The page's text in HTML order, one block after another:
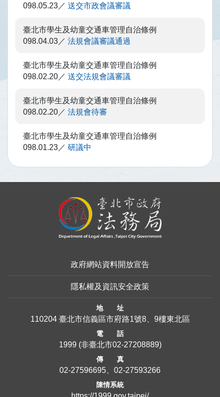
098.05.23
送交市政會議審議
臺北市學生及幼童交通車管理自治條例
098.04.03
法規會議審議通過
臺北市學生及幼童交通車管理自治條例
098.02.20
送交法規會議審議
臺北市學生及幼童交通車管理自治條例
098.02.20
法規會待審
臺北市學生及幼童交通車管理自治條例
098.01.23
研議中
政府網站資料開放宣告
隱私權及資訊安全政策
地 址
110204 臺北市信義區市府路1號8、9樓東北區
電 話
1999 (非臺北市02-27208889)
傳 真
02-27596695、02-27593266
陳情系統